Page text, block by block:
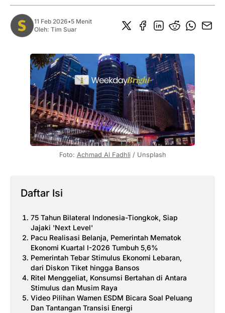
11 Feb 2026•5 Menit
Oleh: Tim Suar
Foto: Achmad Al Fadhli / Unsplash
Daftar Isi
75 Tahun Bilateral Indonesia-Tiongkok, Siap
Jajaki 'Next Level'
Pacu Realisasi Belanja, Pemerintah Mematok
Ekonomi Kuartal I-2026 Tumbuh 5,6%
Pemerintah Tebar Stimulus Ekonomi Lebaran,
dari Diskon Tiket hingga Bansos
Ritel Menggeliat, Konsumsi Bertahan di Antara
Stimulus dan Musim Raya
Video Pilihan Wamen ESDM Bicara Soal Peluang
Dan Tantangan Transisi Energi